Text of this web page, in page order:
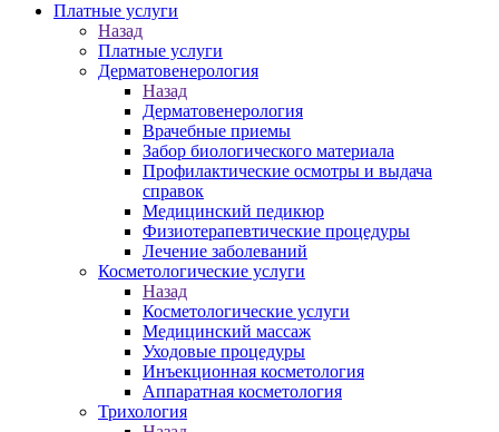
Платные услуги
Назад
Платные услуги
Дерматовенерология
Назад
Дерматовенерология
Врачебные приемы
Забор биологического материала
Профилактические осмотры и выдача
справок
Медицинский педикюр
Физиотерапевтические процедуры
Лечение заболеваний
Косметологические услуги
Назад
Косметологические услуги
Медицинский массаж
Уходовые процедуры
Инъекционная косметология
Аппаратная косметология
Трихология